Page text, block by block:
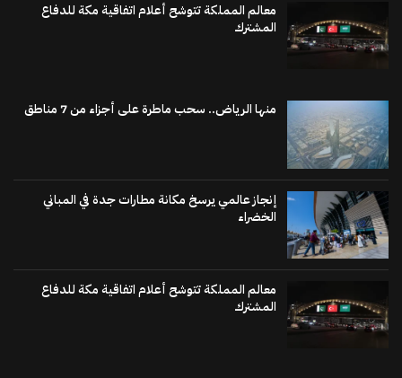
معالم المملكة تتوشح أعلام اتفاقية مكة للدفاع
المشترك
منها الرياض.. سحب ماطرة على أجزاء من 7 مناطق
إنجاز عالمي يرسخ مكانة مطارات جدة في المباني
الخضراء
معالم المملكة تتوشح أعلام اتفاقية مكة للدفاع
المشترك